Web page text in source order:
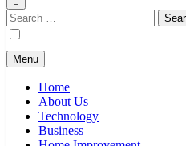
Search
for:
Menu
Home
About Us
Technology
Business